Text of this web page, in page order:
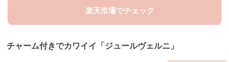
楽天市場でチェック
チャーム付きでカワイイ「ジュールヴェルニ」